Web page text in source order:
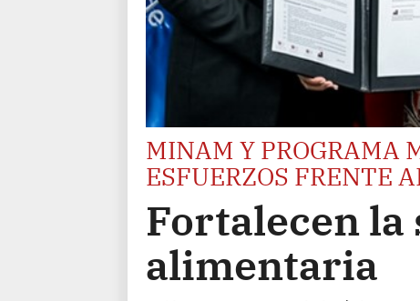
MINAM Y PROGRAMA
ESFUERZOS FRENTE
Fortalecen
alimentaria